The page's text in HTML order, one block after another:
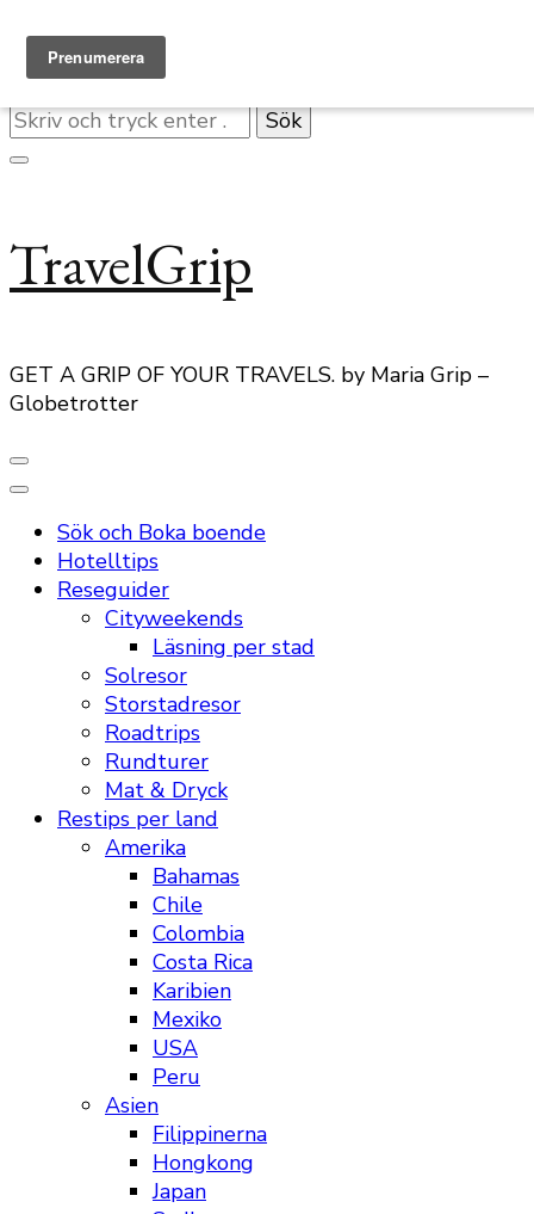
Letar
du
efter
TravelGrip
GET A GRIP OF YOUR TRAVELS. by Maria Grip –
Globetrotter
Sök och Boka boende
Hotelltips
Reseguider
Cityweekends
Läsning per stad
Solresor
Storstadresor
Roadtrips
Rundturer
Mat & Dryck
Restips per land
Amerika
Bahamas
Chile
Colombia
Costa Rica
Karibien
Mexiko
USA
Peru
Asien
Filippinerna
Hongkong
Japan